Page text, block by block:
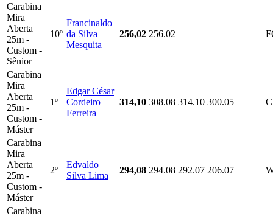
Carabina
Mira
Aberta
25m -
Custom -
Sênior
10º
Francinaldo
da Silva
Mesquita
256,02 256.02
Carabina
Mira
Aberta
25m -
Custom -
Máster
1º
Edgar César
Cordeiro
Ferreira
314,10 308.08 314.10 300.05
Carabina
Mira
Aberta
25m -
Custom -
Máster
2º
Edvaldo
Silva Lima
294,08 294.08 292.07 206.07
Carabina